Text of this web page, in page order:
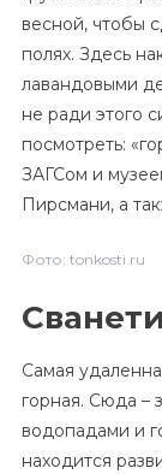
весной, чтобы
полях. Здесь
лавандовыми
не ради этого
посмотреть:
ЗАГСом и
Пирсмани, а
Фото: tonkosti.ru
Самая
горная. Сюда –
водопадами и
находится